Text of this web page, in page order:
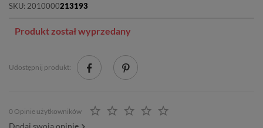
SKU: 2010000213193
Produkt został wyprzedany
Udostępnij produkt:
0 Opinie użytkowników
Dodaj swoją opinię